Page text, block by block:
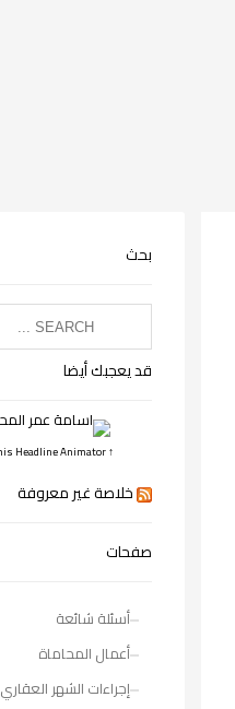
بحث
قد يعجبك أيضا
↑ Grab this Headline Animator
خلاصة غير معروفة
صفحات
أسئلة شائعة
أعمال المحاماة
إجراءات الشهر العقاري